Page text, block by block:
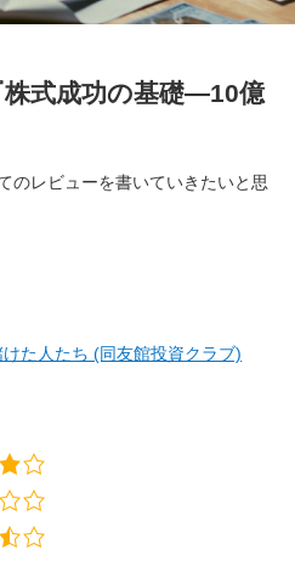
株式成功の基礎―10億
のレビューを書いていきたいと思
た人たち (同友館投資クラブ)